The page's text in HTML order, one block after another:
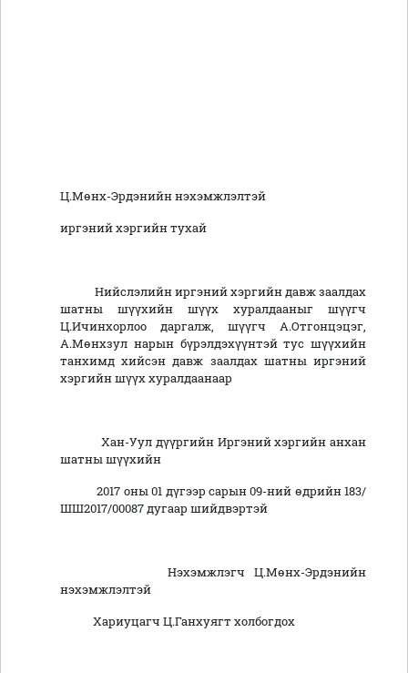
Ц.Мөнх-Эрдэнийн нэхэмжлэлтэй
иргэний хэргийн тухай
Нийслэлийн иргэний хэргийн давж заалдах
шатны шүүхийн шүүх хуралдааныг шүүгч
Ц.Ичинхорлоо даргалж, шүүгч А.Отгонцэцэг,
А.Мөнхзул нарын бүрэлдэхүүнтэй тус шүүхийн
танхимд хийсэн давж заалдах шатны иргэний
хэргийн шүүх хуралдаанаар
Хан-Уул дүүргийн Иргэний хэргийн анхан
шатны шүүхийн
2017 оны 01 дүгээр сарын 09-ний өдрийн 183/
ШШ2017/00087 дугаар шийдвэртэй
Нэхэмжлэгч Ц.Мөнх-Эрдэнийн
нэхэмжлэлтэй
Хариуцагч Ц.Ганхуягт холбогдох